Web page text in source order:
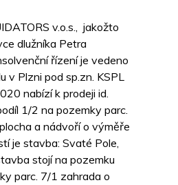
v.o.s., jakožto
dlužníka Petra
řízení je vedeno
v Plzni pod sp.zn. KSPL
nabízí k prodeji id.
1/2 na pozemky parc.
a nádvoří o výměře
je stavba: Svaté Pole,
stojí na pozemku
parc. 7/1 zahrada o